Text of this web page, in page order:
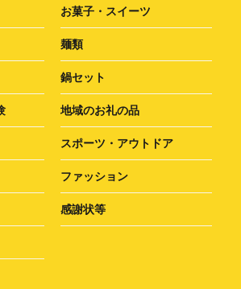
お菓子・スイーツ
麺類
鍋セット
地域のお礼の品
スポーツ・アウトドア
ファッション
感謝状等